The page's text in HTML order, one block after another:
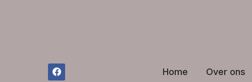
Home Over ons